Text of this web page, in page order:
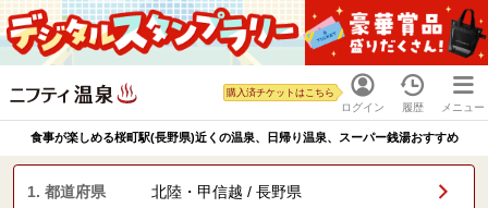
ログイン
購入済チケットはこちら
履歴 メニュー
食事が楽しめる桜町駅(長野県)近くの温泉、日帰り温泉、スーパー銭湯おすすめ
1. 都道府県 北陸・甲信越 / 長野県